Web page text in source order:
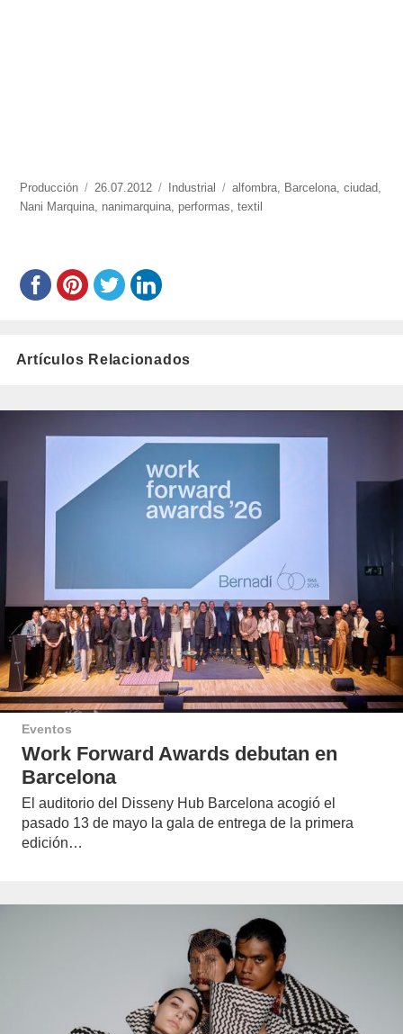
https://www.experimenta.es/author/produccion/
Producción
Publicado
el
26.07.2012 Categorías
Industrial Etiquetas
alfombra Barcelona ,ciudad
Nani Marquina nanimarquina performas ,textil
Artículos Relacionados
Eventos
Work Forward Awards debutan en
Barcelona
El auditorio del Disseny Hub Barcelona acogió el
pasado 13 de mayo la gala de entrega de la primera
edición…